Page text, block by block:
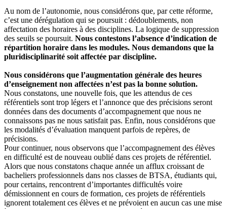
Au nom de l’autonomie, nous considérons que, par cette réforme,
c’est une dérégulation qui se poursuit : dédoublements, non
affectation des horaires à des disciplines. La logique de suppression
des seuils se poursuit. Nous contestons l’absence d’indication de
répartition horaire dans les modules. Nous demandons que la
pluridisciplinarité soit affectée par discipline.
Nous considérons que l’augmentation générale des heures
d’enseignement non affectées n’est pas la bonne solution.
Nous constatons, une nouvelle fois, que les attendus de ces
référentiels sont trop légers et l’annonce que des précisions seront
données dans des documents d’accompagnement que nous ne
connaissons pas ne nous satisfait pas. Enfin, nous considérons que
les modalités d’évaluation manquent parfois de repères, de
précisions.
Pour continuer, nous observons que l’accompagnement des élèves
en difficulté est de nouveau oublié dans ces projets de référentiel.
Alors que nous constatons chaque année un afflux croissant de
bacheliers professionnels dans nos classes de BTSA, étudiants qui,
pour certains, rencontrent d’importantes difficultés voire
démissionnent en cours de formation, ces projets de référentiels
ignorent totalement ces élèves et ne prévoient en aucun cas une mise